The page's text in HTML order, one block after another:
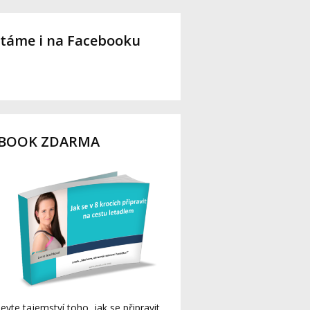
i na Facebooku
ZDARMA